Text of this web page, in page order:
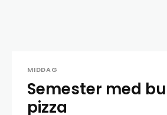
MIDDAG
Semester med
pizza